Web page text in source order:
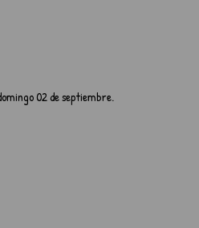
02 de septiembre.